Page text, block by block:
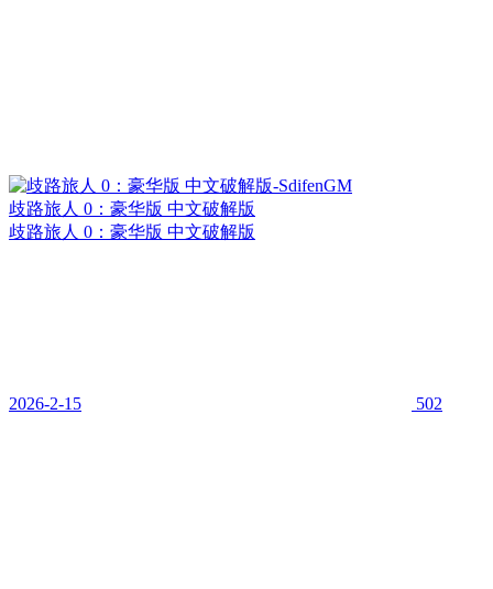
歧路旅人 0：豪华版 中文破解版
歧路旅人 0：豪华版 中文破解版
2026-2-15 502